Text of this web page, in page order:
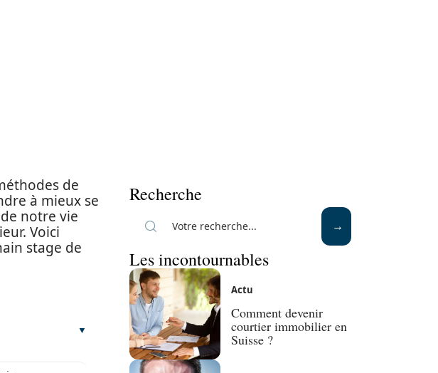
de
à mieux se
notre vie
Voici
stage de
Recherche
Les incontournables
Actu
Comment devenir
courtier immobilier en
Suisse ?